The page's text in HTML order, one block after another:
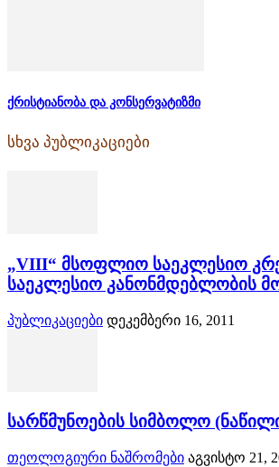
ქრისტიანობა და კონსერვატიზმი
სხვა პუბლიკაციები
„VIII“ მსოფლიო საეკლესიო
საეკლესიო კანონმდებლობის
პუბლიკაციები დეკემბერი 16, 2011
სარწმუნოების სიმბოლო
თეოლოგიური ნაშრომები აგვისტო 21,